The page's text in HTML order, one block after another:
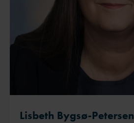
Lisbeth Bygsø-Petersen